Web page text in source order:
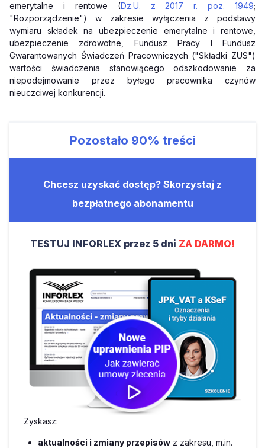
emerytalne i rentowe (Dz.U. z 2017 r. poz. 1949;
"Rozporządzenie") w zakresie wyłączenia z podstawy
wymiaru składek na ubezpieczenie emerytalne i rentowe,
ubezpieczenie zdrowotne, Fundusz Pracy I Fundusz
Gwarantowanych Świadczeń Pracowniczych ("Składki ZUS")
wartości świadczenia stanowiącego odszkodowanie za
niepodejmowanie przez byłego pracownika czynów
nieuczciwej konkurencji.
Pozostało 90% treści
Chcesz uzyskać dostęp? Skorzystaj z
bezpłatnego abonamentu
TESTUJ INFORLEX przez 5 dni ZA DARMO!
Zyskasz:
aktualności i zmiany przepisów z zakresu, m.in.